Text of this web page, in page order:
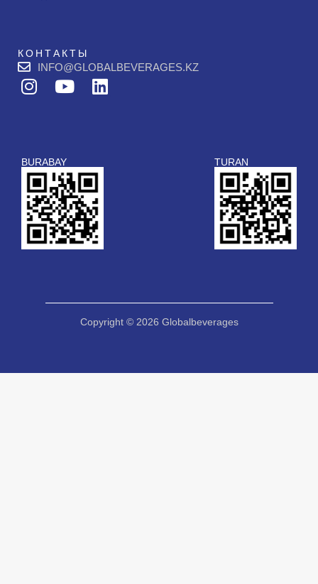
КОНТАКТЫ
INFO@GLOBALBEVERAGES.KZ
I
n
a
g
r
a
m
Y
u
b
e
L
i
d
BURABAY TURAN
Copyright © 2026 Globalbeverages